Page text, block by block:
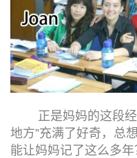
正是妈妈的这段经
地方”充满了好奇，总
能让妈妈记了这么多年